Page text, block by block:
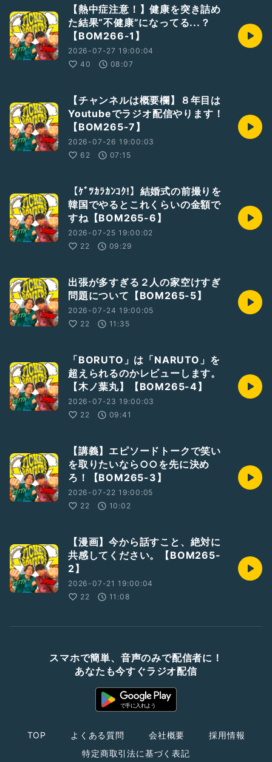
【熱中症注意！】健康を突き詰め
た結果“不健康”になってる...？
【BOM266-1】
2026-07-27 19:00:04
40
08:07
【チャンネルは概要欄】８年目は
Youtubeでラジオ配信やります！
【BOM265-7】
2026-07-26 19:00:03
62
07:15
【ｹﾞﾂｶﾗｶﾝｺｸ!】結婚式の前撮りを
韓国でやるとこれくらいの金額で
すね【BOM265-6】
2026-07-25 19:00:02
22
09:29
出張が多すぎる２人の家空けすぎ
問題について【BOM265-5】
2026-07-24 19:00:05
22
11:35
「BORUTO」は「NARUTO」を
超えられるのかレビューします。
【木ノ葉丸】【BOM265-4】
2026-07-23 19:00:03
22
09:41
【講義】エピソードトークで笑い
を取りたいなら○○を先に決め
ろ！【BOM265-3】
2026-07-22 19:00:05
22
10:02
【漫画】今から話すこと、絶対に
共感してください。【BOM265-
2】
2026-07-21 19:00:04
22
11:08
スマホで簡単、音声のみで配信者に！
あなたも今すぐラジオ配信
TOP よくある質問 会社概要
採用情報
特定商取引法に基づく表記